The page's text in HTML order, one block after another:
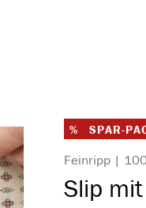
% SPAR-
Feinripp |
Slip